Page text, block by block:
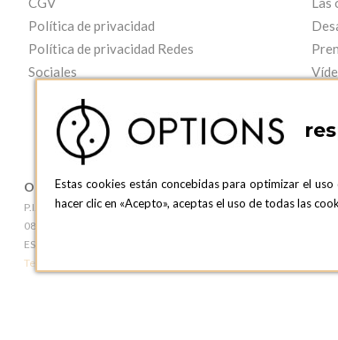
Política de privacidad
Política de privacidad Redes
Sociales
OPTIONS BARCELONA
P.I. Can Bernades-Subirà, C/ Ripollès, 12
08130 Santa Perpetua de Moguda, Barcelona
ESPAñA
Teléfono:
c/
Estas cookies están concebidas para optimizar el
hacer clic en «Acepto», aceptas el uso de todas las